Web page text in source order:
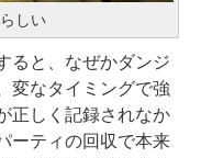
しい
ると、なぜかダンジ
変なタイミングで強
正しく記録されなか
ーティの回収で本来